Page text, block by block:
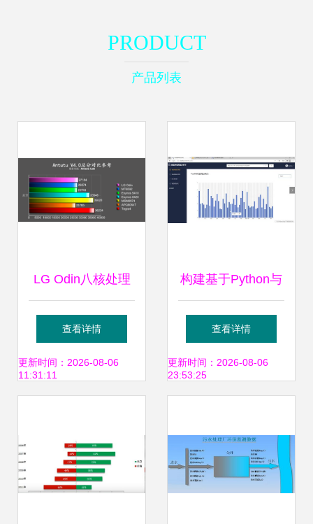
PRODUCT
产品列表
LG Odin八核处理
器性能评测 跑分与
数据处理能力解析
查看详情
更新时间：2026-08-06
11:31:11
构建基于Python与
Flask的商品评论采
集分析可视化系统
佳实践
查看详情
更新时间：2026-08-06
23:53:25